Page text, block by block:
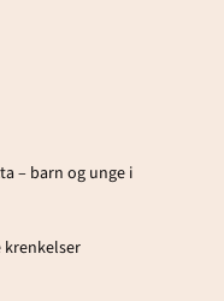
– barn og unge i
krenkelser